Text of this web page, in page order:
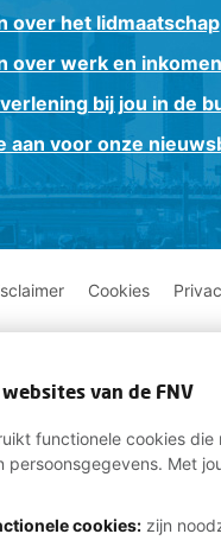
over het lidmaatschap
over werk en inkomen
bij jou in de
aan voor onze
Cookies
websites van de FNV
functionele cookies
persoonsgegevens. Met
cookies:zijn